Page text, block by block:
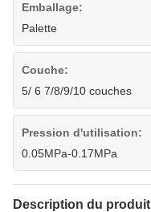
Emballage:
Palette
Couche:
5/ 6 7/8/9/10 couches
Pression d'utilisation:
0.05MPa-0.17MPa
Description du produit